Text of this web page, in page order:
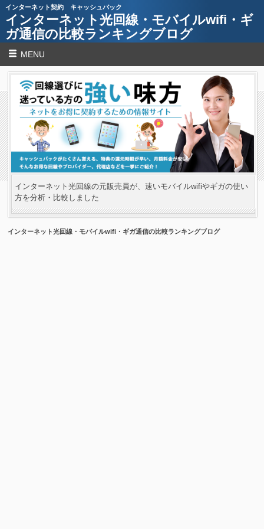
インターネット契約 キャッシュバック
インターネット光回線・モバイルwifi・ギ
ガ通信の比較ランキングブログ
MENU
インターネット光回線の元販売員が、速いモバイルwifiやギガの使い
方を分析・比較しました
インターネット光回線・モバイルwifi・ギガ通信の比較ランキングブログ